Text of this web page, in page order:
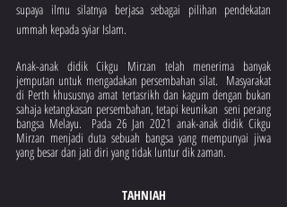
supaya ilmu silatnya berjasa sebagai pilihan pendekatan
ummah kepada syiar Islam.
Anak-anak didik Cikgu Mirzan telah menerima banyak
jemputan untuk mengadakan persembahan silat.  Masyarakat
di Perth khususnya amat tertasrikh dan kagum dengan bukan
sahaja ketangkasan persembahan, tetapi keunikan  seni perang
bangsa Melayu.  Pada 26 Jan 2021 anak-anak didik Cikgu
Mirzan menjadi duta sebuah bangsa yang mempunyai jiwa
yang besar dan jati diri yang tidak luntur dik zaman.
TAHNIAH